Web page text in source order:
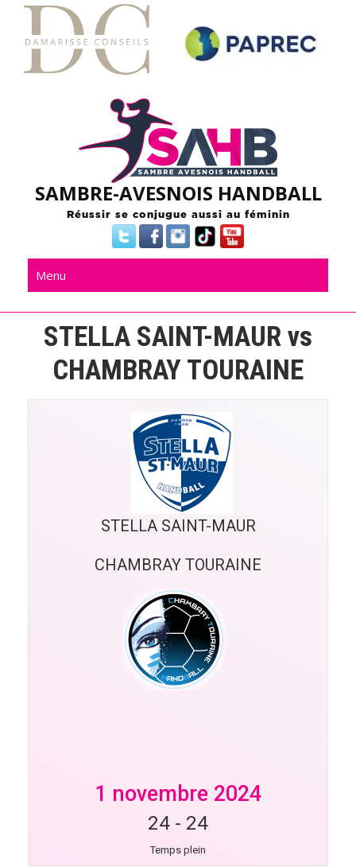
SAMBRE-AVESNOIS HANDBALL
Réussir se conjugue aussi au féminin
Menu
STELLA SAINT-MAUR vs
CHAMBRAY TOURAINE
STELLA SAINT-MAUR
CHAMBRAY TOURAINE
1 novembre 2024
24 - 24
Temps plein